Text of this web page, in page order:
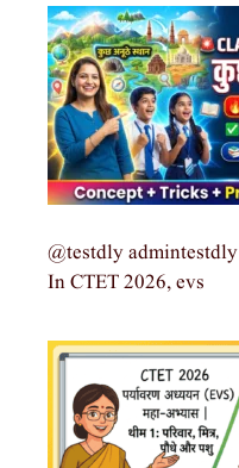
@testdly admintestdly
In CTET 2026, evs